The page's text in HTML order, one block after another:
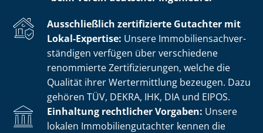
Ausschließlich zertifizierte Gutachter mit
Lokal-Expertise: Unsere Im­mo­bi­li­en­sach­ver­
stän­di­gen verfügen über verschiedene
renommierte Zer­ti­fi­zie­run­gen, welche die
Qualität ihrer Wertermittlung bezeugen. Dazu
gehören TÜV, DEKRA, IHK, DIA und EIPOS.
Einhaltung rechtlicher Vorgaben: Unsere
lokalen Im­mo­bi­li­en­gut­ach­ter kennen die